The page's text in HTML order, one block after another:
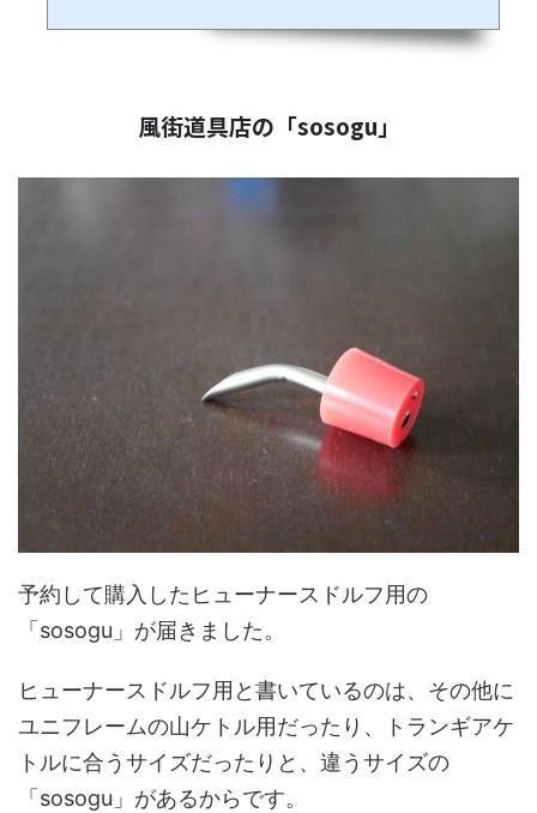
は、寒い中キャンプに行きたく無い派です。それだったら、ちゃんとしたホテ
風街道具店の「sosogu」
予約して購入したヒューナースドルフ用の
「sosogu」が届きました。
ヒューナースドルフ用と書いているのは、その他に
ユニフレームの山ケトル用だったり、トランギアケ
トルに合うサイズだったりと、違うサイズの
「sosogu」があるからです。